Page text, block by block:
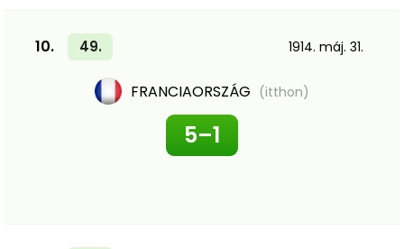
10. 49. 1914. máj. 31.
FRANCIAORSZÁG (itthon)
5–1